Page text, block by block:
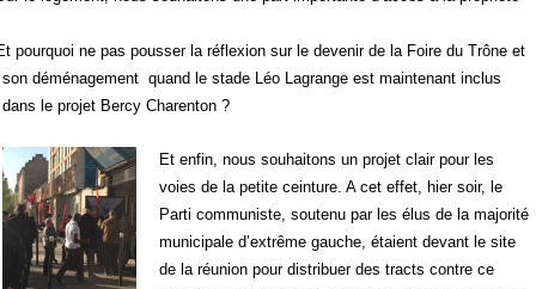
pourquoi ne pas pousser la réflexion sur le devenir de la Foire du Trône et
son déménagement quand le stade Léo Lagrange est maintenant inclus
dans le projet Bercy Charenton ?
Et enfin, nous souhaitons un projet clair pour les
voies de la petite ceinture. A cet effet, hier soir, le
Parti communiste, soutenu par les élus de la majorité
municipale d’extrême gauche, étaient devant le site
de la réunion pour distribuer des tracts contre ce